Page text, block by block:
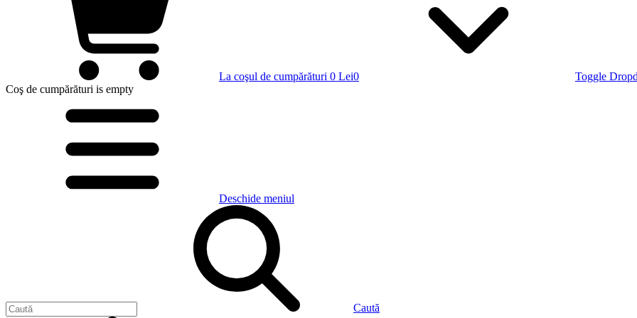
La coşul de cumpărături 0 Lei0
Toggle
Coş de cumpărături is empty
Deschide meniul
Caută